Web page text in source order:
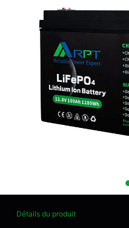
Détails du produit